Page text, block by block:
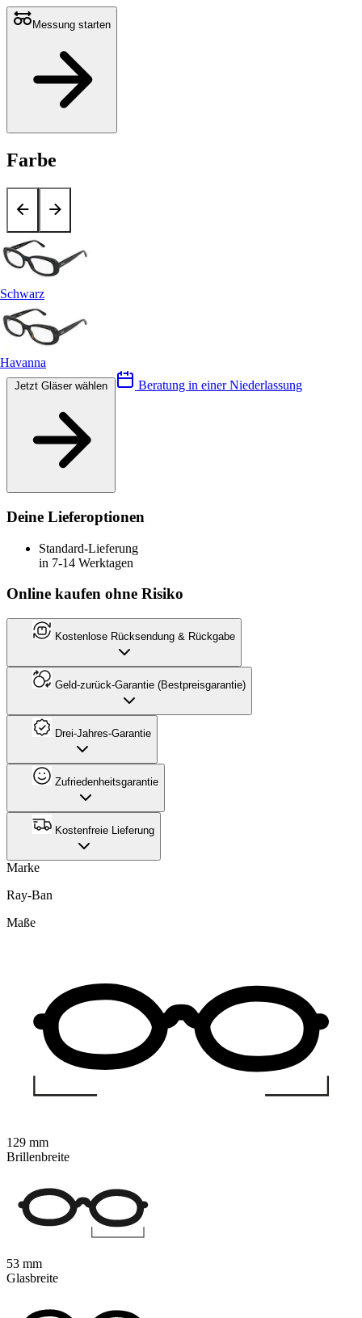
Messung starten
Farbe
Schwarz
Havanna
Beratung in einer Niederlassung
Deine Lieferoptionen
Standard-Lieferung
in 7-14 Werktagen
Online kaufen ohne Risiko
Kostenlose Rücksendung & Rückgabe
Geld-zurück-Garantie (Bestpreisgarantie)
Drei-Jahres-Garantie
Zufriedenheitsgarantie
Kostenfreie Lieferung
Marke
Ray-Ban
Maße
129 mm
Brillenbreite
53 mm
Glasbreite